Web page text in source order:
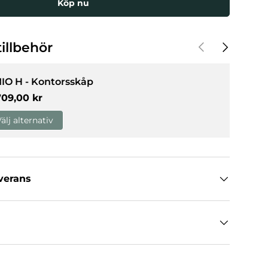
Köp nu
Föregående
Nästa
H - Kontorsskåp
kr
alternativ